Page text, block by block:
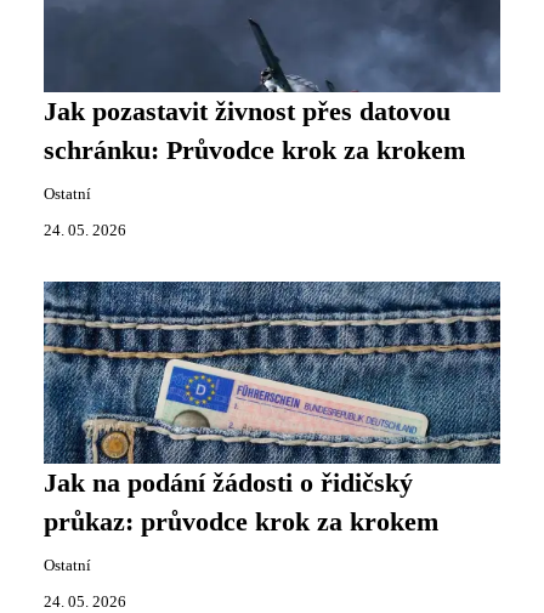
Jak pozastavit živnost přes datovou
schránku: Průvodce krok za krokem
Ostatní
24. 05. 2026
Jak na podání žádosti o řidičský
průkaz: průvodce krok za krokem
Ostatní
24. 05. 2026